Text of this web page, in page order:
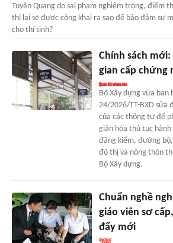
Tuyên Quang do sai phạm nghiêm trọng, điểm
thi lại sẽ được công khai ra sao để bảo đảm sự
cho thí sinh?
Chính sách
gian cấp chứng
Bộ Xây dựng vừa ban
24/2026/TT-BXD sửa
của các thông tư để
giản hóa thủ tục
đăng kiểm, đường
đô thị và nông thôn
Bộ Xây dựng.
Chuẩn nghề
giáo viên sơ
đẩy mới